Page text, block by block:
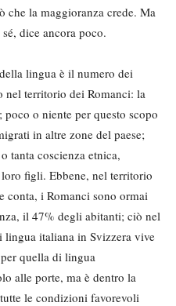
la maggioranza crede. Ma
dice ancora poco.
lingua è il numero dei
territorio dei Romanci: la
o niente per questo scopo
in altre zone del paese;
tanta coscienza etnica,
figli. Ebbene, nel territorio
conta, i Romanci sono ormai
il 47% degli abitanti; ciò nel
lingua italiana in Svizzera vive
quella di lingua
alle porte, ma è dentro la
le condizioni favorevoli